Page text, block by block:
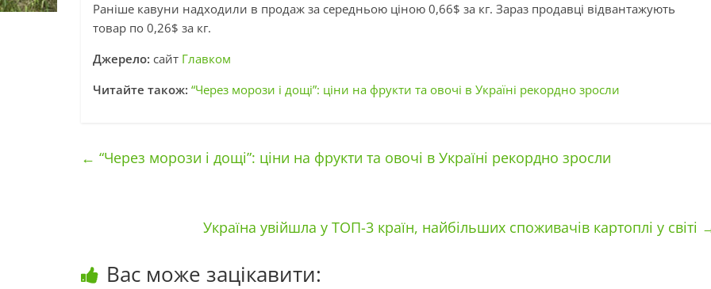
Раніше кавуни надходили в продаж за середньою ціною 0,66$ за кг. Зараз продавці відвантажують
товар по 0,26$ за кг.
Джерело: сайт Главком
Читайте також: “Через морози і дощі”: ціни на фрукти та овочі в Україні рекордно зросли
← “Через морози і дощі”: ціни на фрукти та овочі в Україні рекордно зросли
Україна увійшла у ТОП-3 країн, найбільших споживачів картоплі у світі
Вас може зацікавити: